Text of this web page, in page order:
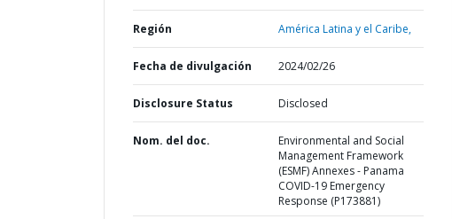
Región América Latina y el Caribe,
Fecha de divulgación 2024/02/26
Disclosure Status Disclosed
Nom. del doc.
Environmental and Social
Management Framework
(ESMF) Annexes - Panama
COVID-19 Emergency
Response (P173881)